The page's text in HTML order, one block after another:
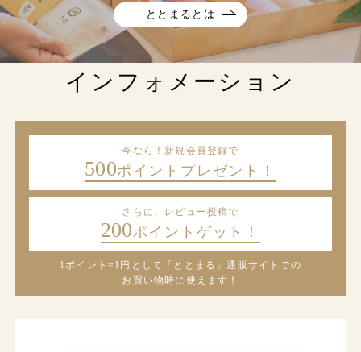
ととまるとは
インフォメーション
今なら！新規会員登録で
500ポイントプレゼント！
さらに、レビュー投稿で
200ポイントゲット！
1ポイント=1円として「ととまる」通販サイトでの
お買い物時に使えます！